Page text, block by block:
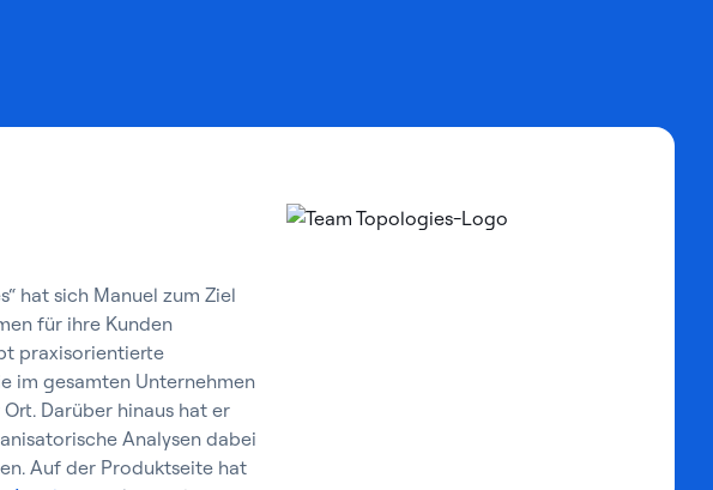
hat sich Manuel zum Ziel
für ihre Kunden
praxisorientierte
im gesamten Unternehmen
Darüber hinaus hat er
Analysen dabei
Auf der Produktseite hat